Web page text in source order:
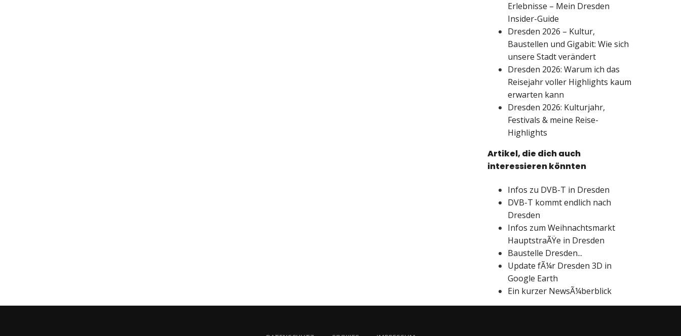
Erlebnisse – Mein Dresden
Insider-Guide
Dresden 2026 – Kultur,
Baustellen und Gigabit: Wie sich
unsere Stadt verändert
Dresden 2026: Warum ich das
Reisejahr voller Highlights kaum
erwarten kann
Dresden 2026: Kulturjahr,
Festivals & meine Reise-
Highlights
Artikel, die dich auch
interessieren könnten
Infos zu DVB-T in Dresden
DVB-T kommt endlich nach
Dresden
Infos zum Weihnachtsmarkt
HauptstraÃŸe in Dresden
Baustelle Dresden...
Update fÃ¼r Dresden 3D in
Google Earth
Ein kurzer NewsÃ¼berblick